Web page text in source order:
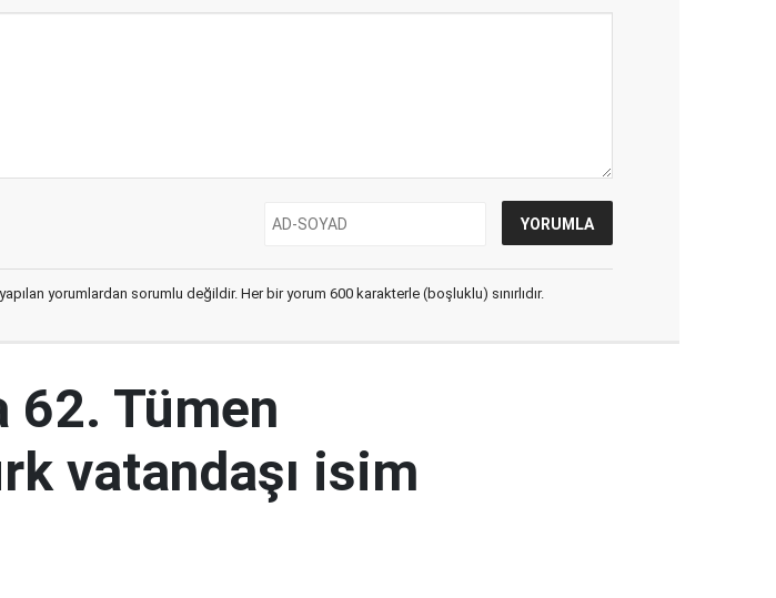
yorumlardan sorumlu değildir. Her bir yorum 600 karakterle (boşluklu) sınırlıdır.
62. Tümen
vatandaşı isim